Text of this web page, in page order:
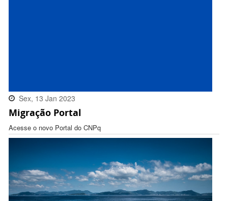
Sex, 13 Jan 2023
16:32:00 -0300
Migração Portal
Acesse o novo Portal do CNPq